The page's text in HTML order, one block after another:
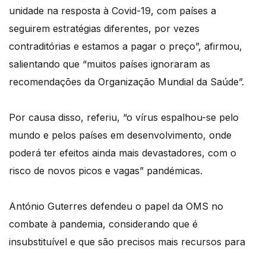
unidade na resposta à Covid-19, com países a
seguirem estratégias diferentes, por vezes
contraditórias e estamos a pagar o preço”, afirmou,
salientando que “muitos países ignoraram as
recomendações da Organização Mundial da Saúde”.
Por causa disso, referiu, “o vírus espalhou-se pelo
mundo e pelos países em desenvolvimento, onde
poderá ter efeitos ainda mais devastadores, com o
risco de novos picos e vagas” pandémicas.
António Guterres defendeu o papel da OMS no
combate à pandemia, considerando que é
insubstituível e que são precisos mais recursos para